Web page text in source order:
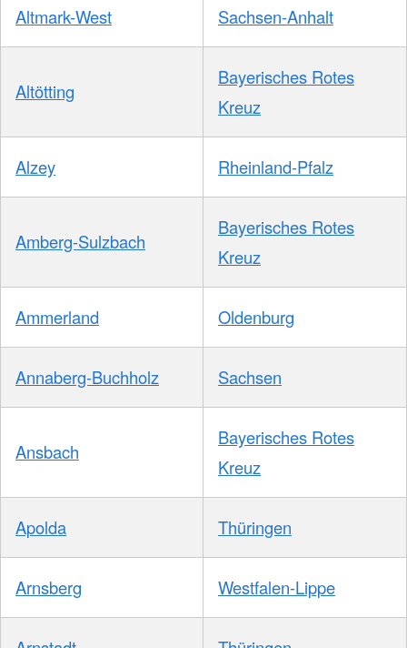
Altmark-West Sachsen-Anhalt
Altötting
Bayerisches Rotes
Kreuz
Alzey Rheinland-Pfalz
Amberg-Sulzbach
Bayerisches Rotes
Kreuz
Ammerland Oldenburg
Annaberg-Buchholz Sachsen
Ansbach
Bayerisches Rotes
Kreuz
Apolda Thüringen
Arnsberg Westfalen-Lippe